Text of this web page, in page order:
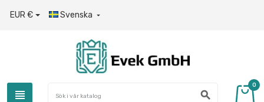
EUR € Svenska 
view_headline search
0